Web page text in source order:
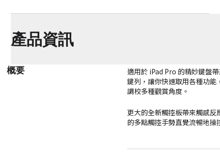
產品資訊
概要
適用於 iPad Pro 的精妙鍵盤
鍵列，讓你快速取用各種功能
調校多種觀賞角度。
更大的全新觸控板帶來觸感
的多點觸控手勢直覺流暢地